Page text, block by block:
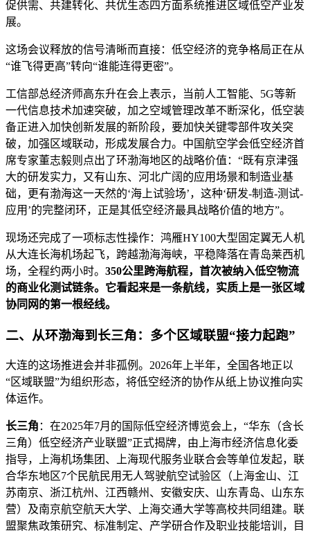
促供需、共建转化、共优生态四方面系统推进区域低空产业发
展。
这场会议释放的信号清晰而直接：低空经济的竞争格局正在从
“谁飞得更高”转向“谁能连得更密”。
工信部总经济师高东升在会上表示，当前人工智能、5G等新
一代信息技术加速突破，加之空域管理改革不断深化，低空装
备正进入加快创新发展的新阶段，要加快关键零部件攻关突
破，加强区域联动，形成发展合力。中国航空学会低空经济首
席专家董志毅则点出了环渤海地区的战略价值：“既有京津强
大的研发实力，又有山东、河北广阔的应用场景和制造业基
础，更有渤海这一天然的‘海上试验场’，这种‘研发-制造-测试-
应用’的完整闭环，正是其低空经济最具战略价值的地方”。
现场还完成了一项标志性操作：鸿雁HY100大型固定翼无人机
从大连长海机场起飞，跨越渤海海峡，平稳降落在青岛莱西机
场，全程约两小时。 350公里跨海航程，首次被纳入低空物流
的商业化测试链条。它看起来是一条航线，实质上是一张区域
协同网的第一根经线。
二、从环渤海到长三角：多个区域联盟“接力起跑”
大连的这场推进会并非孤例。2026年上半年，全国各地正以
“区域联盟”为组织形态，将低空经济的协作从纸上协议推向实
体运作。
长三角 ：在2025年7月的国际低空经济博览会上，“华东（含长
三角）低空经济产业联盟”正式揭牌，由上海市经济信息化委
指导，上海机场集团、上海现代服务业联合会等单位发起，联
合华东地区7个民航民用无人驾驶航空试验区（上海金山、江
苏南京、浙江杭州、江西赣州、安徽安庆、山东青岛、山东东
营）及南京航空航天大学、上海交通大学等高校共同组建。联
盟聚焦政策研究、标准制定、产学研合作及职业技能培训，目